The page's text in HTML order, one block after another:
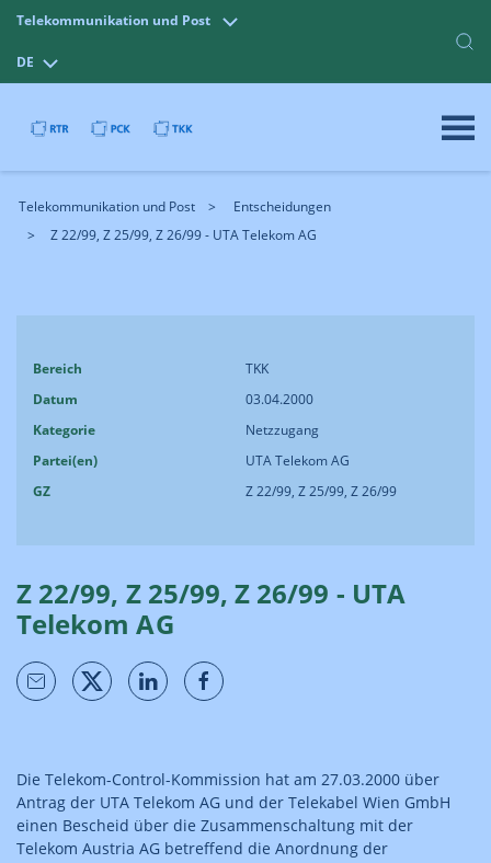
Telekommunikation und Post
DE
Telekommunikation und Post
Entscheidungen
Z 22/99, Z 25/99, Z 26/99 - UTA Telekom AG
Bereich
TKK
Datum
03.04.2000
Kategorie
Netzzugang
Partei(en)
UTA Telekom AG
GZ
Z 22/99, Z 25/99, Z 26/99
Z 22/99, Z 25/99, Z 26/99 - UTA
Telekom AG
Die Telekom-Control-Kommission hat am 27.03.2000 über
Antrag der UTA Telekom AG und der Telekabel Wien GmbH
einen Bescheid über die Zusammenschaltung mit der
Telekom Austria AG betreffend die Anordnung der